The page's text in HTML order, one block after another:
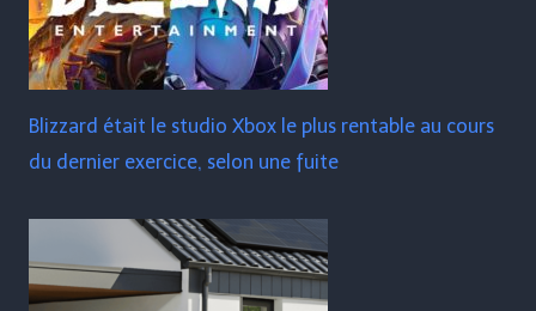
Blizzard était le studio Xbox le plus rentable au cours
du dernier exercice, selon une fuite